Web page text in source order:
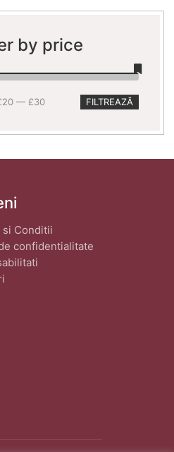
by price
FILTREAZĂ
— £30
Conditii
confidentialitate